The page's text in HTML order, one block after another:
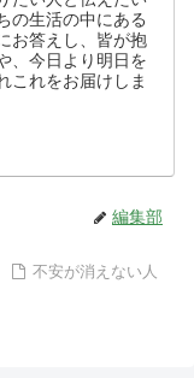
の生活の中にある
お答えし、皆が抱
、今日より明日を
これをお届けしま
編集部
不安が消えない人